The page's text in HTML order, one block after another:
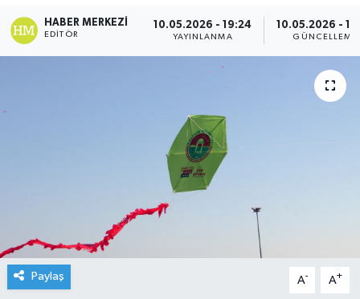
HABER MERKEZI
EDITÖR
10.05.2026 - 19:24
YAYINLANMA
10.05.2026 -
GÜNCELLEME
Paylaş A- A+